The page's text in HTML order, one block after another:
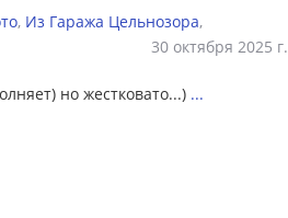
, Из Гаража Цельнозора,
30 октября 2025 г.
но жестковато...) ...